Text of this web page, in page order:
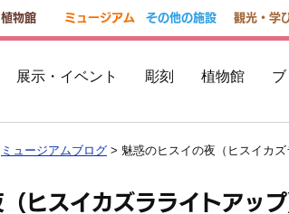
植物館 ミュージアム その他の施設 観光・学
展示・イベント 彫刻 植物館
ミュージアムブログ > 魅惑のヒスイの夜（ヒスイカズ
ヒスイカズラライトアップ